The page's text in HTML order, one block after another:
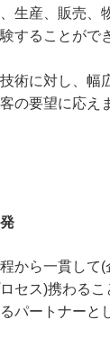
生産、販売、
することがで
術に対し、幅
の要望に応え
から一貫して
セス)携わる
パートナーと